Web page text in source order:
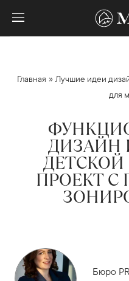
Главная »Лучшие идеи
для
ДИЗАЙН
ПРОЕКТ
Бюро